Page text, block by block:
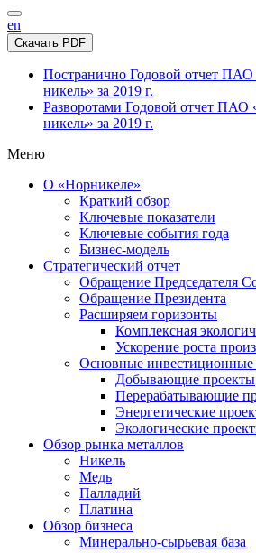
en
Скачать PDF
Постранично Годовой отчет
никель» за 2019 г.
Разворотами Годовой отчет
никель» за 2019 г.
Меню
О «Норникеле»
Краткий обзор
Ключевые показатели
Ключевые события года
Бизнес-модель
Стратегический отчет
Обращение Председателя
Обращение Президента
Расширяем горизонты
Комплексная
Ускорение роста
Основные инвестиционные
Добывающие проекты
Перерабатывающие
Энергетические
Экологические
Обзор рынка металлов
Никель
Медь
Палладий
Платина
Обзор бизнеса
Минерально-сырьевая база